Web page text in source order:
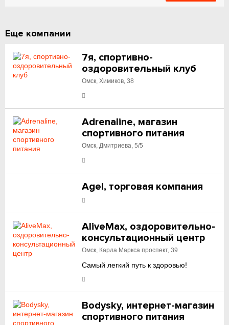
Еще компании
7я, спортивно-
оздоровительный клуб
Омск, Химиков, 38
Adrenaline, магазин
спортивного питания
Омск, Дмитриева, 5/5
Agel, торговая компания
AliveMax, оздоровительно-
консультационный центр
Омск, Карла Маркса проспект, 39
Самый легкий путь к здоровью!
Bodysky, интернет-магазин
спортивного питания